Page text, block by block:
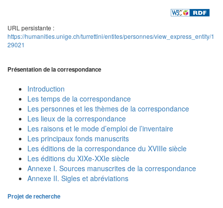
URL persistante :
https://humanities.unige.ch/turrettini/entites/personnes/view_express_entity/1
29021
Présentation de la correspondance
Introduction
Les temps de la correspondance
Les personnes et les thèmes de la correspondance
Les lieux de la correspondance
Les raisons et le mode d’emploi de l’inventaire
Les principaux fonds manuscrits
Les éditions de la correspondance du XVIIIe siècle
Les éditions du XIXe-XXIe siècle
Annexe I. Sources manuscrites de la correspondance
Annexe II. Sigles et abréviations
Projet de recherche